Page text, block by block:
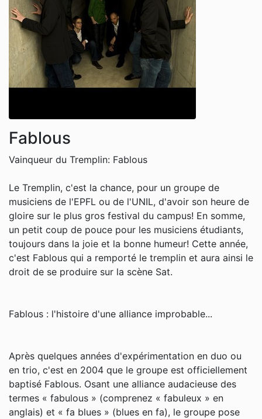
Fablous
Vainqueur du Tremplin: Fablous
Le Tremplin, c'est la chance, pour un groupe de
musiciens de l'EPFL ou de l'UNIL, d'avoir son heure de
gloire sur le plus gros festival du campus! En somme,
un petit coup de pouce pour les musiciens étudiants,
toujours dans la joie et la bonne humeur! Cette année,
c'est Fablous qui a remporté le tremplin et aura ainsi le
droit de se produire sur la scène Sat.
Fablous : l'histoire d'une alliance improbable...
Après quelques années d'expérimentation en duo ou
en trio, c'est en 2004 que le groupe est officiellement
baptisé Fablous. Osant une alliance audacieuse des
termes « fabulous » (comprenez « fabuleux » en
anglais) et « fa blues » (blues en fa), le groupe pose